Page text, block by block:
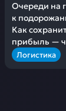
Очереди на
к
Как
прибыль —
Логистика